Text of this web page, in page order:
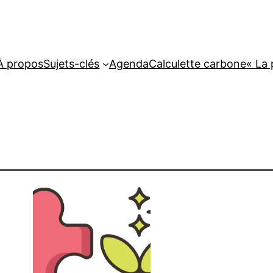
proposSujets-clés AgendaCalculette carbone« La